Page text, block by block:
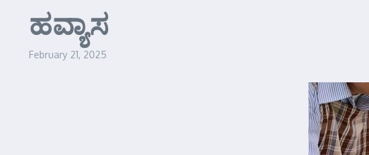
ಹವ್ಯಾಸ
February 21, 2025